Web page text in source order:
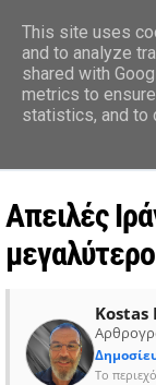
Απειλές
Kostas
Το
This site uses
and to analyze
shared with
metrics to
statistics, and to